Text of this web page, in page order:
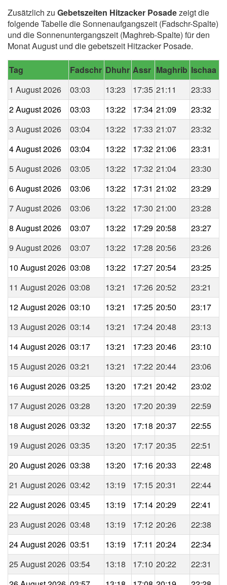
Zusätzlich zu Gebetszeiten Hitzacker Posadezeigt die
folgende Tabelle die Sonnenaufgangszeit (Fadschr-Spalte)
und die Sonnenuntergangszeit (Maghreb-Spalte) für den
Monat August und die gebetszeit Hitzacker Posade.
Tag Fadschr Dhuhr Assr Maghrib Ischaa
1 August 2026
03:03 13:23 17:35 21:11
23:33
2 August 2026
03:03 13:22 17:34 21:09
23:32
3 August 2026
03:04 13:22 17:33 21:07
23:32
4 August 2026
03:04 13:22 17:32 21:06
23:31
5 August 2026
03:05 13:22 17:32 21:04
23:30
6 August 2026
03:06 13:22 17:31 21:02
23:29
7 August 2026
03:06 13:22 17:30 21:00
23:28
8 August 2026
03:07 13:22 17:29 20:58
23:27
9 August 2026
03:07 13:22 17:28 20:56
23:26
10 August 2026 03:08 13:22 17:27 20:54
23:25
11 August 2026 03:08 13:21 17:26 20:52
23:21
12 August 2026 03:10 13:21 17:25 20:50
23:17
13 August 2026 03:14 13:21 17:24 20:48
23:13
14 August 2026 03:17 13:21 17:23 20:46
23:10
15 August 2026 03:21 13:21 17:22 20:44
23:06
16 August 2026 03:25 13:20 17:21 20:42
23:02
17 August 2026 03:28 13:20 17:20 20:39
22:59
18 August 2026 03:32 13:20 17:18 20:37
22:55
19 August 2026 03:35 13:20 17:17 20:35
22:51
20 August 2026 03:38 13:20 17:16 20:33
22:48
21 August 2026 03:42 13:19 17:15 20:31
22:44
22 August 2026 03:45 13:19 17:14 20:29
22:41
23 August 2026 03:48 13:19 17:12 20:26
22:38
24 August 2026 03:51 13:19 17:11 20:24
22:34
25 August 2026 03:54 13:18 17:10 20:22
22:31